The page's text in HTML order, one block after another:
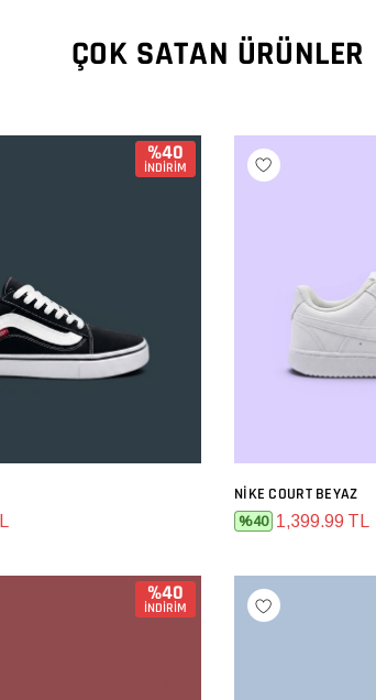
ÇOK SATAN ÜRÜNLER
%40
İNDİRİM
NIKE COURT BEYAZ
%40 1,399.99 TL
%40
İNDİRİM